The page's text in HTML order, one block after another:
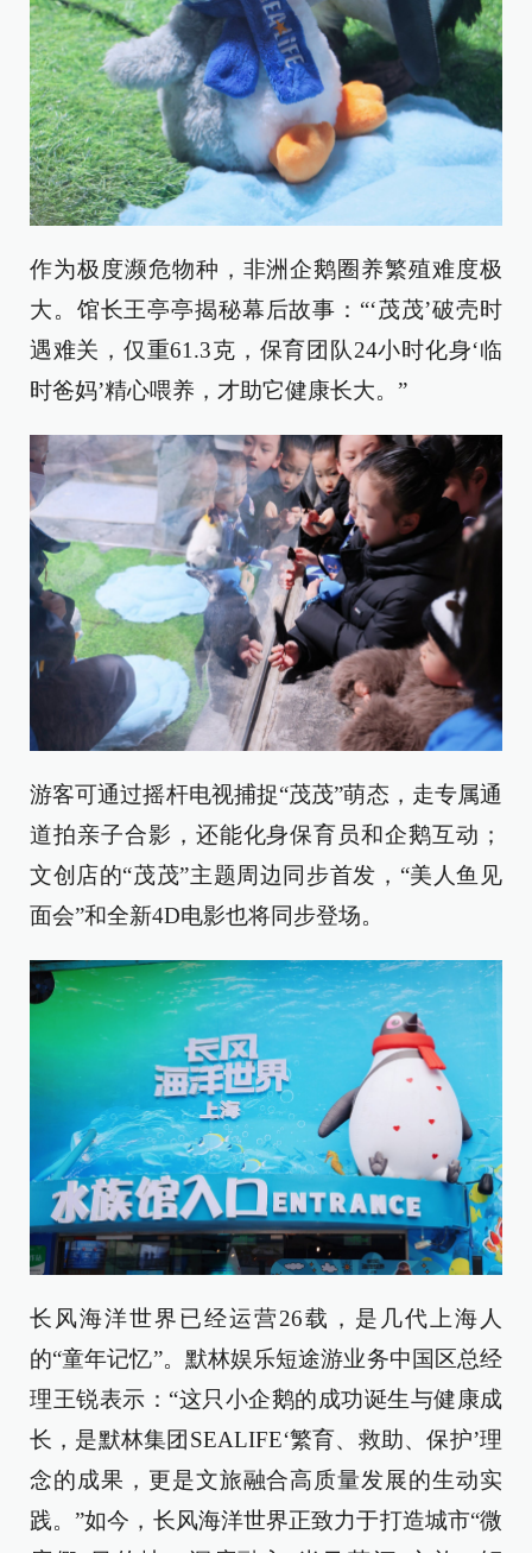
作为极度濒危物种，非洲企鹅圈养繁殖难度极
大。馆长王亭亭揭秘幕后故事：“‘茂茂’破壳时
遇难关，仅重61.3克，保育团队24小时化身‘临
时爸妈’精心喂养，才助它健康长大。”
游客可通过摇杆电视捕捉“茂茂”萌态，走专属通
道拍亲子合影，还能化身保育员和企鹅互动；
文创店的“茂茂”主题周边同步首发，“美人鱼见
面会”和全新4D电影也将同步登场。
长风海洋世界已经运营26载，是几代上海人
的“童年记忆”。默林娱乐短途游业务中国区总经
理王锐表示：“这只小企鹅的成功诞生与健康成
长，是默林集团SEALIFE‘繁育、救助、保护’理
念的成果，更是文旅融合高质量发展的生动实
践。”如今，长风海洋世界正致力于打造城市“微